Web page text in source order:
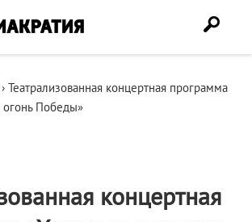
› Театрализованная концертная программа
огонь Победы»
концертная